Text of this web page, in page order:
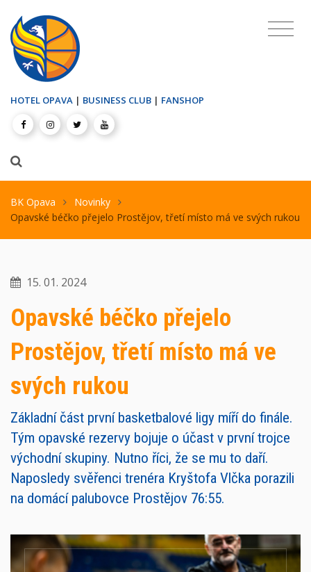
HOTEL OPAVA | BUSINESS CLUB | FANSHOP
BK Opava
Novinky
Opavské béčko přejelo Prostějov, třetí místo má ve svých rukou
15. 01. 2024
Opavské béčko přejelo
Prostějov, třetí místo má ve
svých rukou
Základní část první basketbalové ligy míří do finále.
Tým opavské rezervy bojuje o účast v první trojce
východní skupiny. Nutno říci, že se mu to daří.
Naposledy svěřenci trenéra Kryštofa Vlčka porazili
na domácí palubovce Prostějov 76:55.